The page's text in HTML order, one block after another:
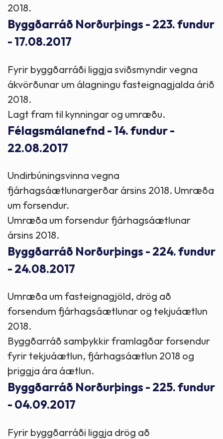
2018.
Byggðarráð Norðurþings - 223. fundur
- 17.08.2017
Fyrir byggðarráði liggja sviðsmyndir vegna
ákvörðunar um álagningu fasteignagjalda árið
2018.
Lagt fram til kynningar og umræðu.
Félagsmálanefnd - 14. fundur -
22.08.2017
Undirbúningsvinna vegna
fjárhagsáætlunargerðar ársins 2018. Umræða
um forsendur.
Umræða um forsendur fjárhagsáætlunar
ársins 2018.
Byggðarráð Norðurþings - 224. fundur
- 24.08.2017
Umræða um fasteignagjöld, drög að
forsendum fjárhagsáætlunar og tekjuáætlun
2018.
Byggðarráð samþykkir framlagðar forsendur
fyrir tekjuáætlun, fjárhagsáætlun 2018 og
þriggja ára áætlun.
Byggðarráð Norðurþings - 225. fundur
- 04.09.2017
Fyrir byggðarráði liggja drög að